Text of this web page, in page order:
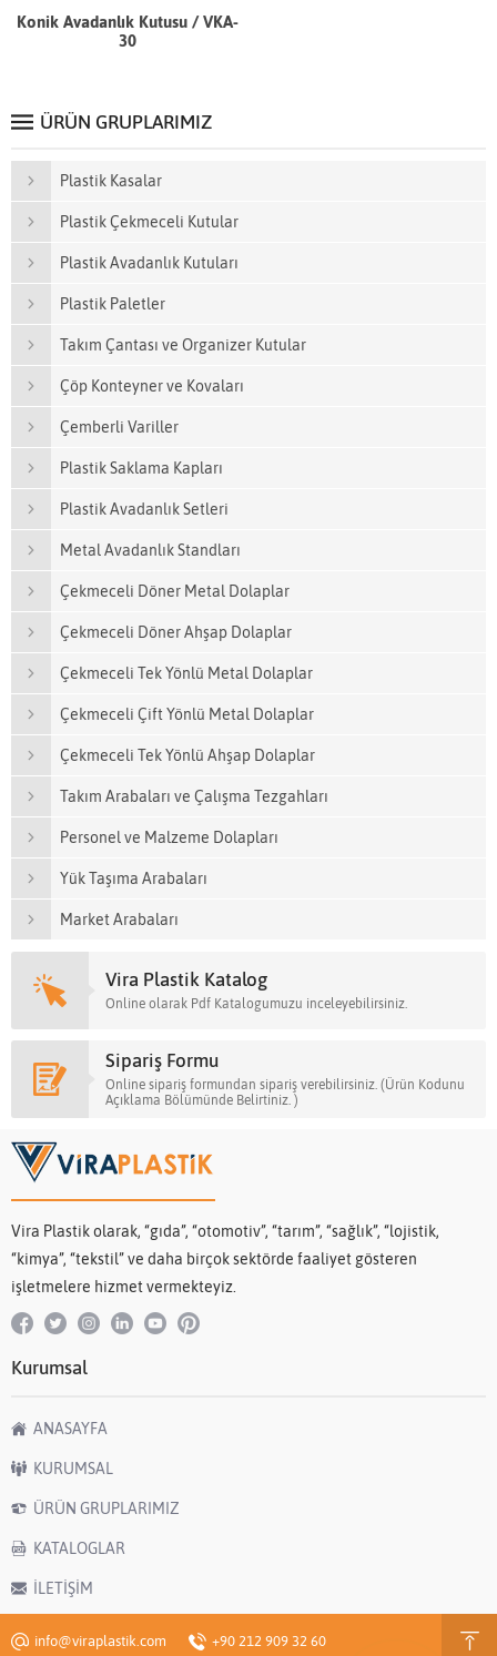
Konik Avadanlık Kutusu / VKA-
30
ÜRÜN GRUPLARIMIZ
Plastik Kasalar
Plastik Çekmeceli Kutular
Plastik Avadanlık Kutuları
Plastik Paletler
Takım Çantası ve Organizer Kutular
Çöp Konteyner ve Kovaları
Çemberli Variller
Plastik Saklama Kapları
Plastik Avadanlık Setleri
Metal Avadanlık Standları
Çekmeceli Döner Metal Dolaplar
Çekmeceli Döner Ahşap Dolaplar
Çekmeceli Tek Yönlü Metal Dolaplar
Çekmeceli Çift Yönlü Metal Dolaplar
Çekmeceli Tek Yönlü Ahşap Dolaplar
Takım Arabaları ve Çalışma Tezgahları
Personel ve Malzeme Dolapları
Yük Taşıma Arabaları
Market Arabaları
Vira Plastik Katalog
Online olarak Pdf Katalogumuzu inceleyebilirsiniz.
Sipariş Formu
Online sipariş formundan sipariş verebilirsiniz. (Ürün Kodunu
Açıklama Bölümünde Belirtiniz. )
Vira Plastik olarak, “gıda”, “otomotiv”, “tarım”, “sağlık”, “lojistik,
“kimya”, “tekstil” ve daha birçok sektörde faaliyet gösteren
işletmelere hizmet vermekteyiz.
Kurumsal
ANASAYFA
KURUMSAL
ÜRÜN GRUPLARIMIZ
KATALOGLAR
İLETİŞİM
info@viraplastik.com +90 212 909 32 60